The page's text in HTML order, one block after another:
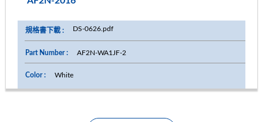
DS-0626.pdf
AF2N-WA1JF-2
White